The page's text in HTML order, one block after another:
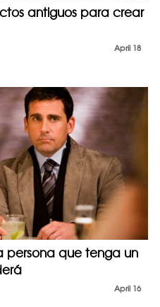
antiguos para crear
April 18
persona que tenga un
April 16